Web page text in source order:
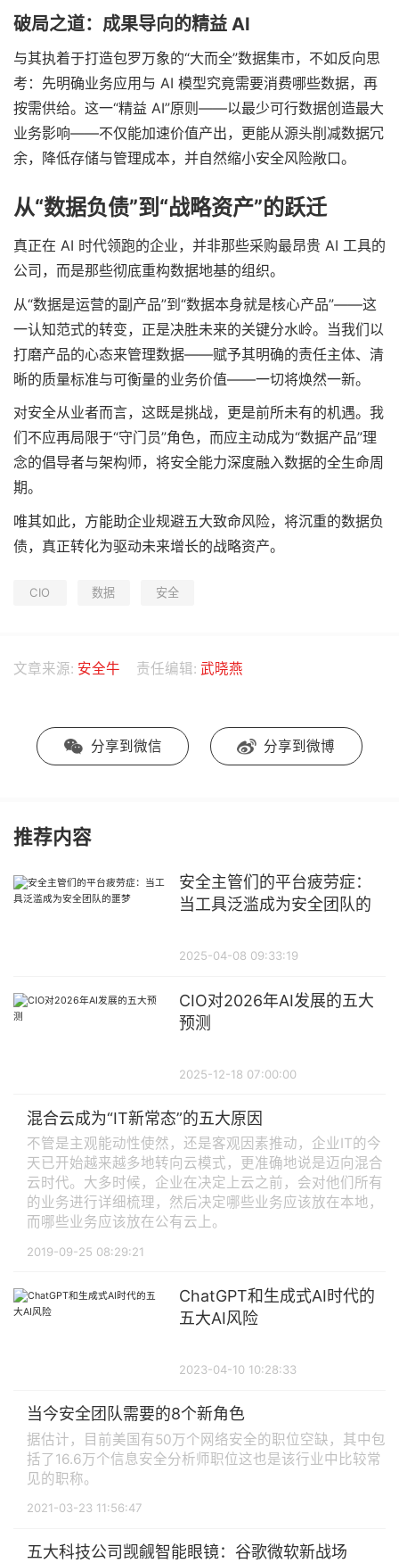
破局之道：成果导向的精益 AI
与其执着于打造包罗万象的“大而全”数据集市，不如反向思
考：先明确业务应用与 AI 模型究竟需要消费哪些数据，再
按需供给。这一“精益 AI”原则——以最少可行数据创造最大
业务影响——不仅能加速价值产出，更能从源头削减数据冗
余，降低存储与管理成本，并自然缩小安全风险敞口。
从“数据负债”到“战略资产”的跃迁
真正在 AI 时代领跑的企业，并非那些采购最昂贵 AI 工具的
公司，而是那些彻底重构数据地基的组织。
从“数据是运营的副产品”到“数据本身就是核心产品”——这
一认知范式的转变，正是决胜未来的关键分水岭。当我们以
打磨产品的心态来管理数据——赋予其明确的责任主体、清
晰的质量标准与可衡量的业务价值——一切将焕然一新。
对安全从业者而言，这既是挑战，更是前所未有的机遇。我
们不应再局限于“守门员”角色，而应主动成为“数据产品”理
念的倡导者与架构师，将安全能力深度融入数据的全生命周
期。
唯其如此，方能助企业规避五大致命风险，将沉重的数据负
债，真正转化为驱动未来增长的战略资产。
CIO 数据 安全
文章来源: 安全牛 责任编辑: 武晓燕
分享到微信 分享到微博
推荐内容
安全主管们的平台疲劳症：
当工具泛滥成为安全团队的
2025-04-08 09:33:19
CIO对2026年AI发展的五大
预测
2025-12-18 07:00:00
混合云成为“IT新常态”的五大原因
不管是主观能动性使然，还是客观因素推动，企业IT的今
天已开始越来越多地转向云模式，更准确地说是迈向混合
云时代。大多时候，企业在决定上云之前，会对他们所有
的业务进行详细梳理，然后决定哪些业务应该放在本地，
而哪些业务应该放在公有云上。
2019-09-25 08:29:21
ChatGPT和生成式AI时代的
五大AI风险
2023-04-10 10:28:33
当今安全团队需要的8个新角色
据估计，目前美国有50万个网络安全的职位空缺，其中包
括了16.6万个信息安全分析师职位这也是该行业中比较常
见的职称。
2021-03-23 11:56:47
五大科技公司觊觎智能眼镜：谷歌微软新战场